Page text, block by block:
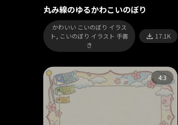
丸み線のゆるかわこいのぼり
かわいい こいのぼり イラス
ト, こいのぼり イラスト 手書
き
17.1K
4:3